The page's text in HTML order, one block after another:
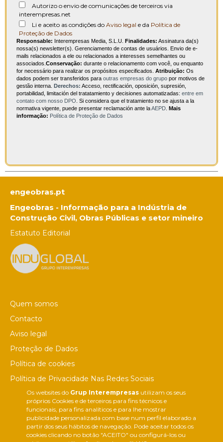
Os websites do Grup Interempresasutilizam os seus
próprios Cookies e de terceiros para fins técnicos e
funcionais, para fins analíticos e para lhe mostrar
publicidade personalizada com base num perfil elaborado a
partir dos seus hábitos de navegação. Pode aceitar todos os
cookies clicando no botão "ACEITO" ou configurá-los ou
Autorizo o envio de comunicações de terceiros via
interempresas.net
Li e aceito as condições do Aviso legal e da Política de
Proteção de Dados
Responsable: Interempresas Media, S.L.U. Finalidades: Assinatura da(s)
nossa(s) newsletter(s). Gerenciamento de contas de usuários. Envio de e-
mails relacionados a ele ou relacionados a interesses semelhantes ou
associados.Conservação: durante o relacionamento com você, ou enquanto
for necessário para realizar os propósitos especificados. Atribuição: Os
dados podem ser transferidos para outras empresas do grupo por motivos de
gestão interna. Derechos: Acceso, rectificación, oposición, supresión,
portabilidad, limitación del tratatamiento y decisiones automatizadas: entre em
contato com nosso DPO. Si considera que el tratamiento no se ajusta a la
normativa vigente, puede presentar reclamación ante laAEPD. Mais
informação: Política de Proteção de Dados
engeobras.pt
Engeobras - Informação para a Indústria de
Construção Civil, Obras Públicas e setor mineiro
Estatuto Editorial
Quem somos
Contacto
Aviso legal
Proteção de Dados
Política de cookies
Política de Privacidade Nas Redes Sociais
Canal de denúncias
Colaborações editoriais